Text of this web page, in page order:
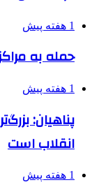
1 هفته پیش
حمله به
1 هفته پیش
پناهیان:
انقلاب است
1 هفته پیش